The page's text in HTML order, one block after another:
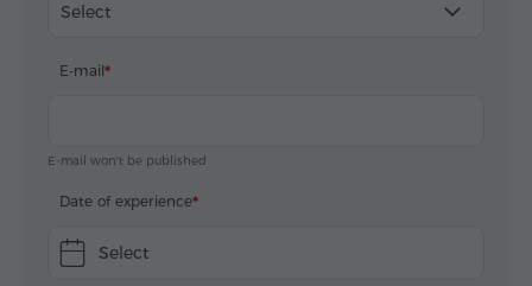
Select
E-mail
E-mail won't be published
Date of experience
Select